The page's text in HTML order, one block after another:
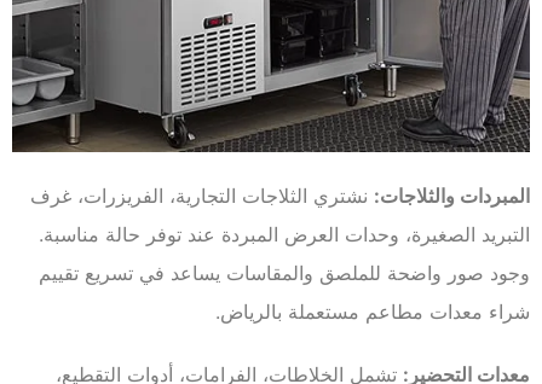
المبردات والثلاجات: نشتري الثلاجات التجارية، الفريزرات، غرف
التبريد الصغيرة، وحدات العرض المبردة عند توفر حالة مناسبة.
وجود صور واضحة للملصق والمقاسات يساعد في تسريع تقييم
شراء معدات مطاعم مستعملة بالرياض.
معدات التحضير: تشمل الخلاطات، الفرامات، أدوات التقطيع،